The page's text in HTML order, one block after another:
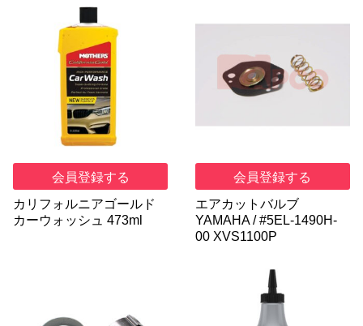
会員登録する
カリフォルニアゴールド
カーウォッシュ 473ml
会員登録する
エアカットバルブ
YAMAHA / #5EL-1490H-
00 XVS1100P